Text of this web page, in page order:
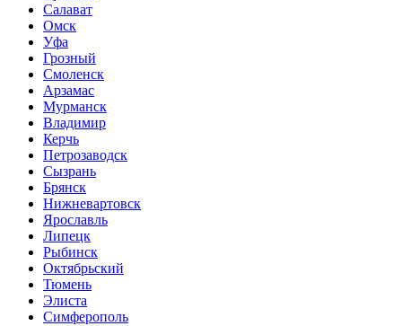
Салават
Омск
Уфа
Грозный
Смоленск
Арзамас
Мурманск
Владимир
Керчь
Петрозаводск
Сызрань
Брянск
Нижневартовск
Ярославль
Липецк
Рыбинск
Октябрьский
Тюмень
Элиста
Симферополь